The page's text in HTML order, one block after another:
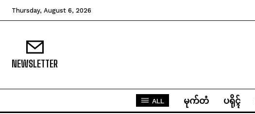
Thursday, August 6, 2026
NEWSLETTER
ALL မုက်တံ ပရိုၚ်